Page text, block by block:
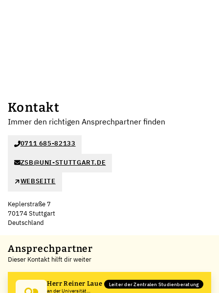
Kontakt
Immer den richtigen Ansprechpartner finden
0711 685-82133
ZSB@UNI-STUTTGART.DE
WEBSEITE
Keplerstraße 7
70174 Stuttgart
Deutschland
+
−
Ansprechpartner
Dieser Kontakt hilft dir weiter
Herr Reiner Laue
an der Universität
Leiter der Zentralen Studienberatung